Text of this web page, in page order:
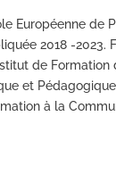
Européenne de
2018 -2023.
de Formation
et Pédagogique
à la